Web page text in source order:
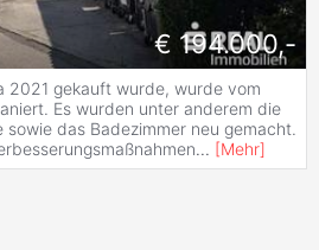
€ 194.000,-
2021 gekauft wurde, wurde vom
Es wurden unter anderem die
sowie das Badezimmer neu gemacht.
... [Mehr]